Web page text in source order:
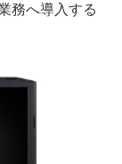
務へ導入する